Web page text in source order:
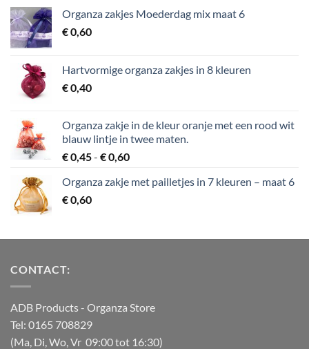
Organza zakjes Moederdag mix maat 6
€0,60
Hartvormige organza zakjes in 8 kleuren
€0,40
Organza zakje in de kleur oranje met een rood wit
blauw lintje in twee maten.
€0,45- €0,60Prijsklasse:
tot
Organza zakje met pailletjes in 7 kleuren – maat 6
€0,60
CONTACT:
ADB Products- Organza Store
Tel: 0165 708829
(Ma, Di, Wo, Vr 09:00 tot 16:30)